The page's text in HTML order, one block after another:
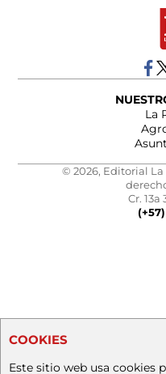
La
© 2026, Editorial La
Cr. 13a
COOKIES
Este sitio web usa cookies